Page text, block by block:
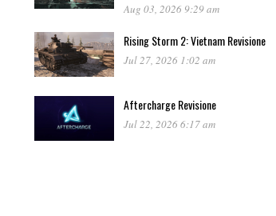
Aug 03, 2026 9:29 am
Rising Storm 2: Vietnam Revisione
Jul 27, 2026 1:02 am
Aftercharge Revisione
Jul 22, 2026 6:17 am